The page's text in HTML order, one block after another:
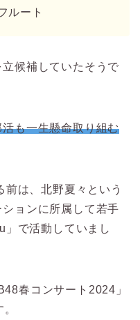
ルート
候補していたそうで
も一生懸命取り組む
は、北野夏々という
ョンに所属して若手
で活動していまし
春コンサート2024」